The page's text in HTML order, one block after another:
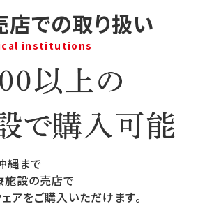
での取り扱い
institutions
縄まで
施設の売店で
アをご購入いただけます。